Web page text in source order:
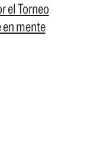
el Torneo
en mente